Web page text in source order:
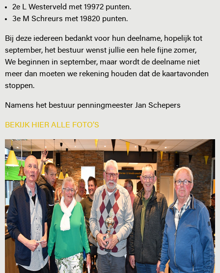
2e L Westerveld met 19972 punten.
3e M Schreurs met 19820 punten.
Bij deze iedereen bedankt voor hun deelname, hopelijk tot
september, het bestuur wenst jullie een hele fijne zomer,
We beginnen in september, maar wordt de deelname niet
meer dan moeten we rekening houden dat de kaartavonden
stoppen.
Namens het bestuur penningmeester Jan Schepers
BEKIJK HIER ALLE FOTO’S